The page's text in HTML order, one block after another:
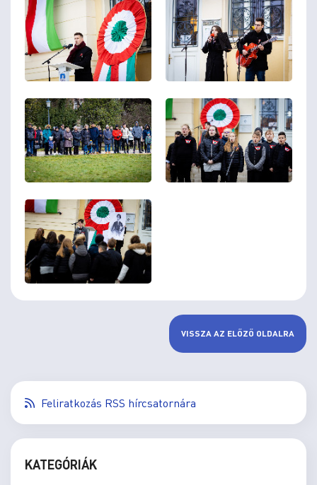
VISSZA AZ ELŐZŐ OLDALRA
Feliratkozás RSS hírcsatornára
KATEGÓRIÁK